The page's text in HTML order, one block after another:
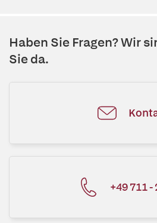
Haben Sie Fragen? Wir
Sie da.
+49 711 -